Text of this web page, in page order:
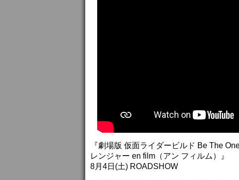
『劇場版 仮面ライダービルド Be The
レンジャー en film（アン フィルム）』
8月4日(土) ROADSHOW